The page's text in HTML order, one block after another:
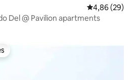
4,86 de uma
4,86 (29)
Del @ Pavilion apartments